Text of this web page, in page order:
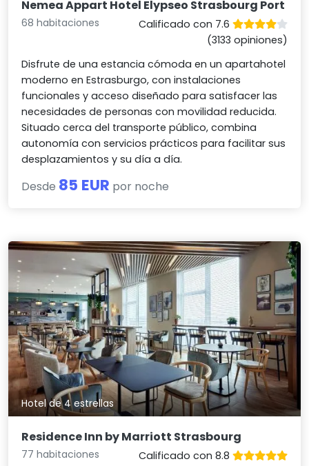
Nemea Appart Hotel Elypseo Strasbourg Port
68 habitaciones
Calificado con 7.6
(3133 opiniones)
Disfrute de una estancia cómoda en un apartahotel
moderno en Estrasburgo, con instalaciones
funcionales y acceso diseñado para satisfacer las
necesidades de personas con movilidad reducida.
Situado cerca del transporte público, combina
autonomía con servicios prácticos para facilitar sus
desplazamientos y su día a día.
Desde 85 EUR por noche
Hotel de 4 estrellas
Residence Inn by Marriott Strasbourg
77 habitaciones
Calificado con 8.8